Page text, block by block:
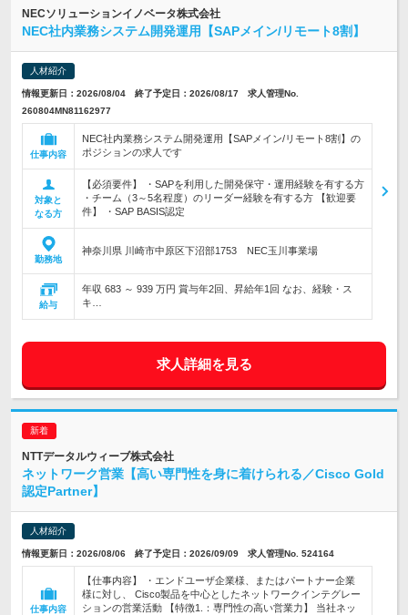
NECソリューションイノベータ株式会社
NEC社内業務システム開発運用【SAPメイン/リモート8割】
人材紹介
情報更新日：2026/08/04 終了予定日：2026/08/17 求人管理No.
260804MN81162977
仕事内容
NEC社内業務システム開発運用【SAPメイン/リモート8割】の
ポジションの求人です
対象と
なる方
【必須要件】 ・SAPを利用した開発保守・運用経験を有する方
・チーム（3～5名程度）のリーダー経験を有する方 【歓迎要
件】 ・SAP BASIS認定
勤務地
神奈川県 川崎市中原区下沼部1753 NEC玉川事業場
給与
年収 683 ～ 939 万円 賞与年2回、昇給年1回 なお、経験・ス
キ…
求人詳細を見る
NTTデータルウィーブ株式会社
ネットワーク営業【高い専門性を身に着けられる／Cisco Gold
認定Partner】
人材紹介
情報更新日：2026/08/06 終了予定日：2026/09/09 求人管理No. 524164
仕事内容
【仕事内容】 ・エンドユーザ企業様、またはパートナー企業
様に対し、 Cisco製品を中心としたネットワークインテグレー
ションの営業活動 【特徴1.：専門性の高い営業力】 当社ネッ